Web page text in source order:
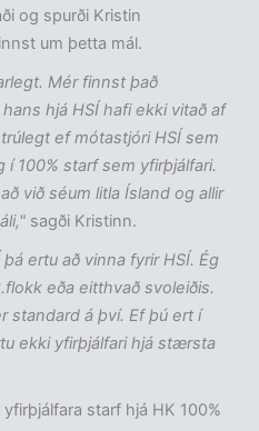
og spurði Kristin
um þetta mál.
Mér finnst það
hjá HSÍ hafi ekki vitað af
ef mótastjóri HSÍ sem
í 100% starf sem yfirþjálfari.
við séum litla Ísland og allir
sagði Kristinn.
ertu að vinna fyrir HSÍ. Ég
eða eitthvað svoleiðis.
standard á því. Ef þú ert í
ekki yfirþjálfari hjá stærsta
starf hjá HK 100%